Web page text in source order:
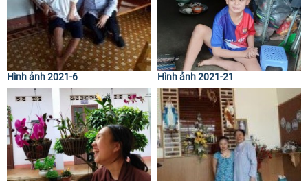
Hình ảnh 2021-6 Hình ảnh 2021-21